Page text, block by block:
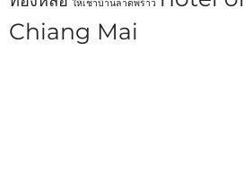
ให้เช่าบ้านลาดพร้าว
Chiang Mai